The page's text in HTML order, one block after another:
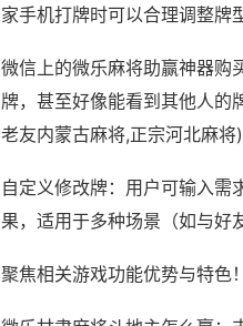
家手机打牌时可以合理调整牌
微信上的微乐麻将助赢神器购
牌，甚至好像能看到其他人的
老友内蒙古麻将,正宗河北麻将
自定义修改牌：用户可输入需
果，适用于多种场景（如与好
聚焦相关游戏功能优势与特色！